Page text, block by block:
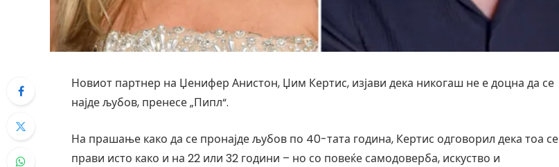
Новиот партнер на Џенифер Анистон, Џим Кертис, изјави дека никогаш не е доцна да се
најде љубов, пренесе „Пипл“.
На прашање како да се пронајде љубов по 40-тата година, Кертис одговорил дека тоа се
прави исто како и на 22 или 32 години – но со повеќе самодоверба, искуство и